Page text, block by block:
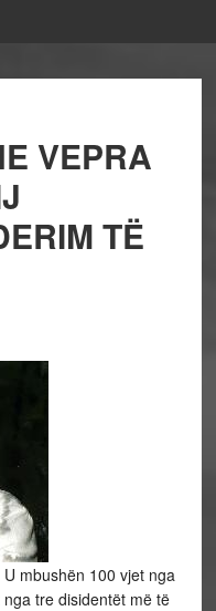
VEPRA
TË
U mbushën 100 vjet nga
tre disidentët më të